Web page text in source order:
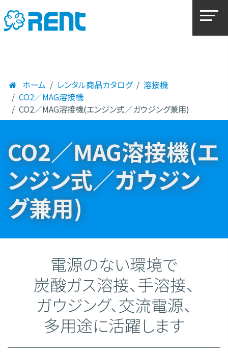
ホーム レンタル商品カタログ
溶接機
CO2／MAG溶接機
CO2／MAG溶接機(エンジン式／ガウジング兼用)
CO2／MAG溶接機(エ
ンジン式／ガウジン
グ兼用)
電源のない環境で
炭酸ガス溶接、手溶接、
ガウジング、交流電源、
多用途に活躍します